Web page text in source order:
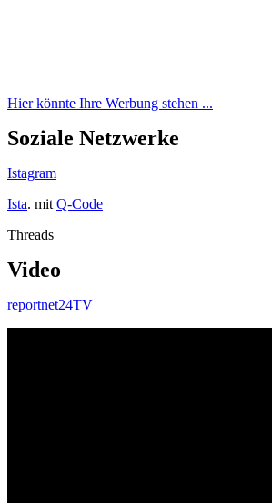
Hier könnte Ihre Werbung stehen ...
Soziale Netzwerke
Istagram
Ista. mit Q-Code
Threads
Video
reportnet24TV